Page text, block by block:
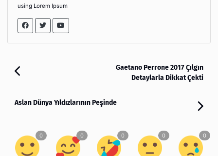
using Lorem Ipsum
Gaetano Perrone 2017 Çılgın
Detaylarla Dikkat Çekti
Aslan Dünya Yıldızlarının Peşinde